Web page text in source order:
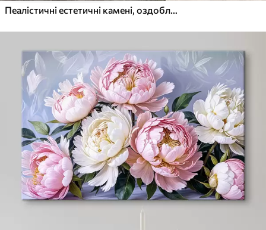
Пеалістичні естетичні камені, оздоблення будинку, природне освітлення